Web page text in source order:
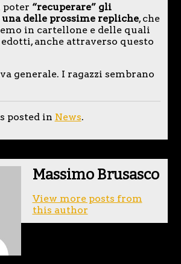
poter “recuperare” gli
delle prossime repliche, che
in cartellone e delle quali
anche attraverso questo
generale. I ragazzi sembrano
posted in News.
Massimo Brusasco
View more posts from
this author